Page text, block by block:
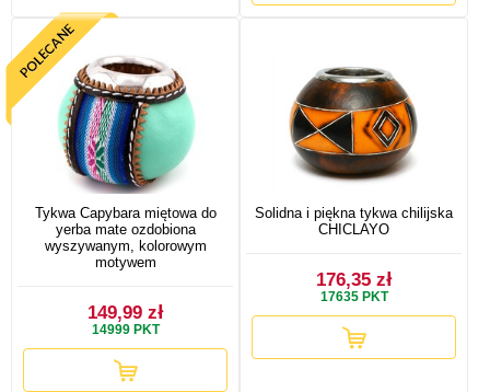
Tykwa Capybara miętowa do
yerba mate ozdobiona
wyszywanym, kolorowym
motywem
149,99 zł
14999PKT
Solidna i piękna tykwa chilijska
CHICLAYO
176,35 zł
17635PKT